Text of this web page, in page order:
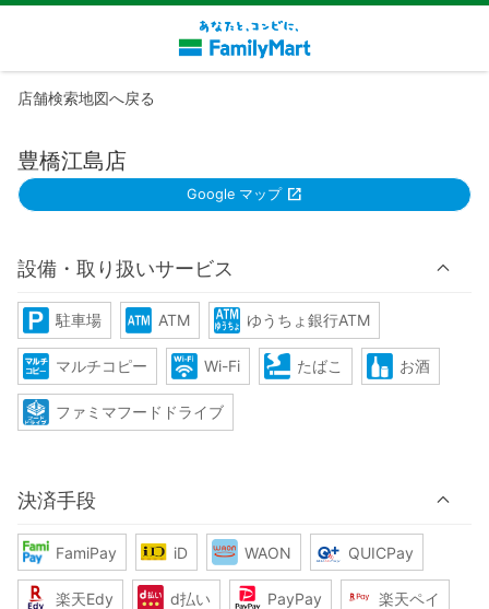
店舗検索地図へ戻る
豊橋江島店
Google マップ
設備・取り扱いサービス
駐車場 ATM ゆうちょ銀行ATM
マルチコピー Wi-Fi たばこ お酒
ファミマフードドライブ
決済手段
FamiPay iD WAON QUICPay
楽天Edy d払い PayPay 楽天ペイ